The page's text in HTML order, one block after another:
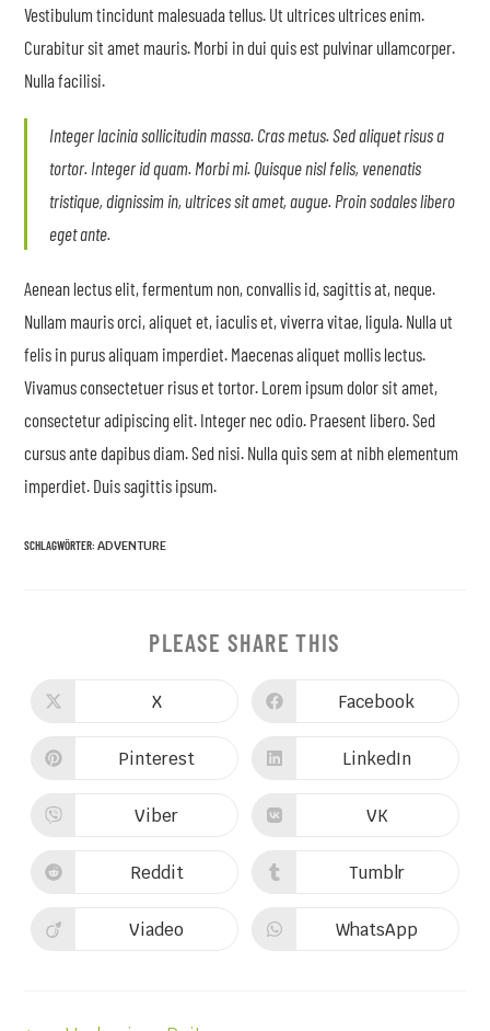
Vestibulum tincidunt malesuada tellus. Ut ultrices ultrices enim.
Curabitur sit amet mauris. Morbi in dui quis est pulvinar ullamcorper.
Nulla facilisi.
Integer lacinia sollicitudin massa. Cras metus. Sed aliquet risus a
tortor. Integer id quam. Morbi mi. Quisque nisl felis, venenatis
tristique, dignissim in, ultrices sit amet, augue. Proin sodales libero
eget ante.
Aenean lectus elit, fermentum non, convallis id, sagittis at, neque.
Nullam mauris orci, aliquet et, iaculis et, viverra vitae, ligula. Nulla ut
felis in purus aliquam imperdiet. Maecenas aliquet mollis lectus.
Vivamus consectetuer risus et tortor. Lorem ipsum dolor sit amet,
consectetur adipiscing elit. Integer nec odio. Praesent libero. Sed
cursus ante dapibus diam. Sed nisi. Nulla quis sem at nibh elementum
imperdiet. Duis sagittis ipsum.
SCHLAGWÖRTER:ADVENTURE
PLEASE SHARE THIS
X Facebook
Pinterest LinkedIn
Viber VK
Reddit Tumblr
Viadeo WhatsApp